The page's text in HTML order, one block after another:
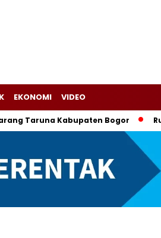
EKONOMI VIDEO
Taruna Kabupaten Bogor